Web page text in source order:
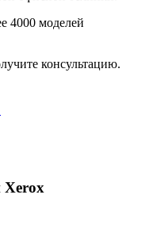
4000 моделей
консультацию.
Xerox